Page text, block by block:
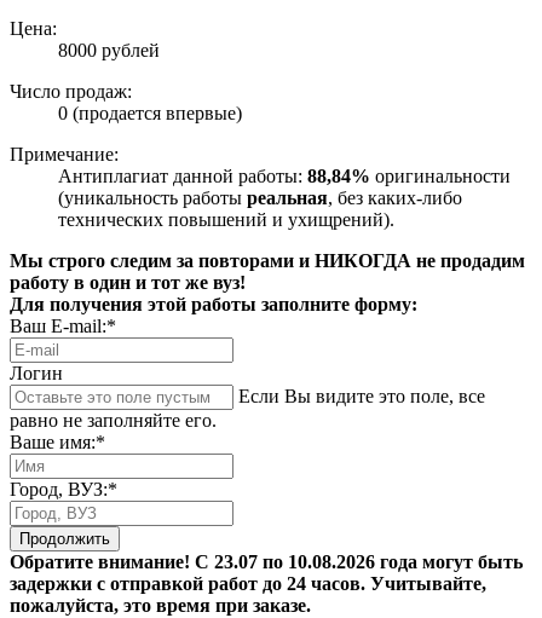
Цена:
8000 рублей
Число продаж:
0 (продается впервые)
Примечание:
Антиплагиат данной работы: 88,84% оригинальности
(уникальность работы реальная, без каких-либо
технических повышений и ухищрений).
Мы строго следим за повторами и НИКОГДА не продадим
работу в один и тот же вуз!
Для получения этой работы заполните форму:
Ваш E-mail:*
Логин
Если Вы видите это поле, все
равно не заполняйте его.
Ваше имя:*
Город, ВУЗ:*
Продолжить
Обратите внимание! С 23.07 по 10.08.2026 года могут быть
задержки с отправкой работ до 24 часов. Учитывайте,
пожалуйста, это время при заказе.